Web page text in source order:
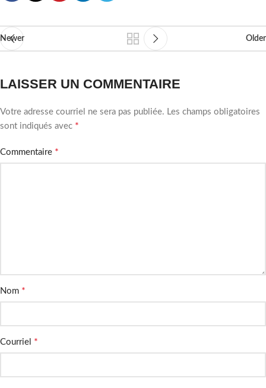
Newer Older
LAISSER UN COMMENTAIRE
Votre adresse courriel ne sera pas publiée. Les champs obligatoires
sont indiqués avec *
Commentaire *
Nom *
Courriel *